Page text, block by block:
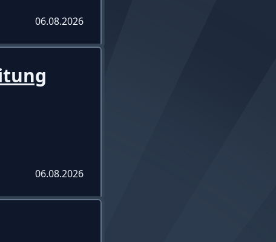
06.08.2026
06.08.2026